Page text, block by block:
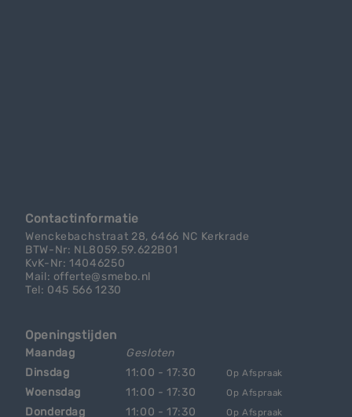
Contactinformatie
Wenckebachstraat 28, 6466 NC Kerkrade
BTW-Nr: NL8059.59.622B01
KvK-Nr: 14046250
Mail: offerte@smebo.nl
Tel: 045 566 1230
Openingstijden
Maandag
Gesloten
Dinsdag
11:00 - 17:30 Op Afspraak
Woensdag 11:00 - 17:30 Op Afspraak
Donderdag 11:00 - 17:30 Op Afspraak